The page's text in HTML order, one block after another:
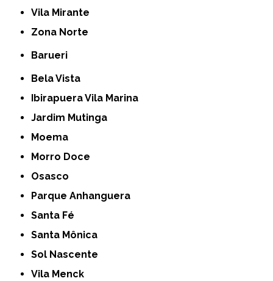
Vila Mirante
Zona Norte
Barueri
Bela Vista
Ibirapuera Vila Marina
Jardim Mutinga
Moema
Morro Doce
Osasco
Parque Anhanguera
Santa Fé
Santa Mônica
Sol Nascente
Vila Menck